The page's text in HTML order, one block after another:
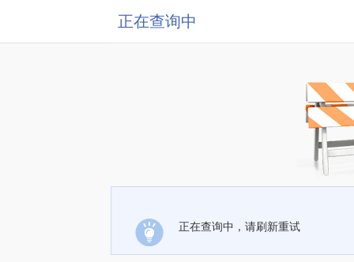
正在查询中
正在查询中，请刷新重试